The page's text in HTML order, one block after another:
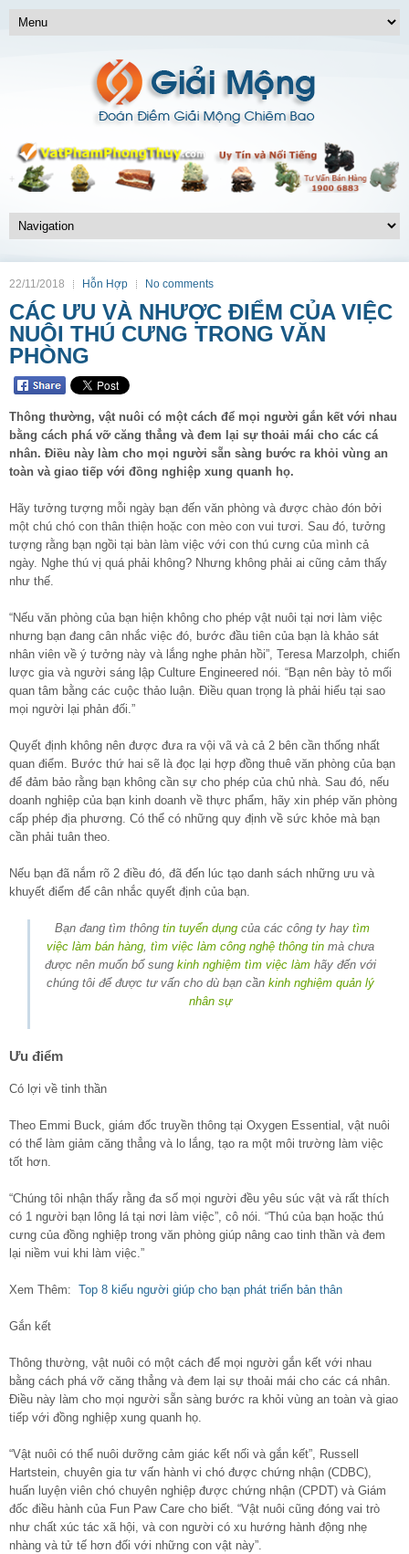
22/11/2018 Hỗn Hợp No comments
CÁC ƯU VÀ NHƯỢC ĐIỂM CỦA VIỆC
NUÔI THÚ CƯNG TRONG VĂN
PHÒNG
Thông thường, vật nuôi có một cách để mọi người gắn kết với nhau
bằng cách phá vỡ căng thẳng và đem lại sự thoải mái cho các cá
nhân. Điều này làm cho mọi người sẵn sàng bước ra khỏi vùng an
toàn và giao tiếp với đồng nghiệp xung quanh họ.
Hãy tưởng tượng mỗi ngày bạn đến văn phòng và được chào đón bởi
một chú chó con thân thiện hoặc con mèo con vui tươi. Sau đó, tưởng
tượng rằng bạn ngồi tại bàn làm việc với con thú cưng của mình cả
ngày. Nghe thú vị quá phải không? Nhưng không phải ai cũng cảm thấy
như thế.
“Nếu văn phòng của bạn hiện không cho phép vật nuôi tại nơi làm việc
nhưng bạn đang cân nhắc việc đó, bước đầu tiên của bạn là khảo sát
nhân viên về ý tưởng này và lắng nghe phản hồi”, Teresa Marzolph, chiến
lược gia và người sáng lập Culture Engineered nói. “Bạn nên bày tỏ mối
quan tâm bằng các cuộc thảo luận. Điều quan trọng là phải hiểu tại sao
mọi người lại phản đối.”
Quyết định không nên được đưa ra vội vã và cả 2 bên cần thống nhất
quan điểm. Bước thứ hai sẽ là đọc lại hợp đồng thuê văn phòng của bạn
để đảm bảo rằng bạn không cần sự cho phép của chủ nhà. Sau đó, nếu
doanh nghiệp của bạn kinh doanh về thực phẩm, hãy xin phép văn phòng
cấp phép địa phương. Có thể có những quy định về sức khỏe mà bạn
cần phải tuân theo.
Nếu bạn đã nắm rõ 2 điều đó, đã đến lúc tạo danh sách những ưu và
khuyết điểm để cân nhắc quyết định của bạn.
Bạn đang tìm thông tin tuyển dụngcủa các công ty hay tìm
việc làm bán hàng, tìm việc làm công nghệ thông tinmà chưa
được nên muốn bổ sung kinh nghiệm tìm việc làmhãy đến với
chúng tôi để được tư vấn cho dù bạn cần kinh nghiệm quản lý
nhân sự
Ưu điểm
Có lợi về tinh thần
Theo Emmi Buck, giám đốc truyền thông tại Oxygen Essential, vật nuôi
có thể làm giảm căng thẳng và lo lắng, tạo ra một môi trường làm việc
tốt hơn.
“Chúng tôi nhận thấy rằng đa số mọi người đều yêu súc vật và rất thích
có 1 người bạn lông lá tại nơi làm việc”, cô nói. “Thú của bạn hoặc thú
cưng của đồng nghiệp trong văn phòng giúp nâng cao tinh thần và đem
lại niềm vui khi làm việc.”
Xem Thêm: Top 8 kiểu người giúp cho bạn phát triển bản thân
Gắn kết
Thông thường, vật nuôi có một cách để mọi người gắn kết với nhau
bằng cách phá vỡ căng thẳng và đem lại sự thoải mái cho các cá nhân.
Điều này làm cho mọi người sẵn sàng bước ra khỏi vùng an toàn và giao
tiếp với đồng nghiệp xung quanh họ.
“Vật nuôi có thể nuôi dưỡng cảm giác kết nối và gắn kết”, Russell
Hartstein, chuyên gia tư vấn hành vi chó được chứng nhận (CDBC),
huấn luyện viên chó chuyên nghiệp được chứng nhận (CPDT) và Giám
đốc điều hành của Fun Paw Care cho biết. “Vật nuôi cũng đóng vai trò
như chất xúc tác xã hội, và con người có xu hướng hành động nhẹ
nhàng và tử tế hơn đối với những con vật này”.